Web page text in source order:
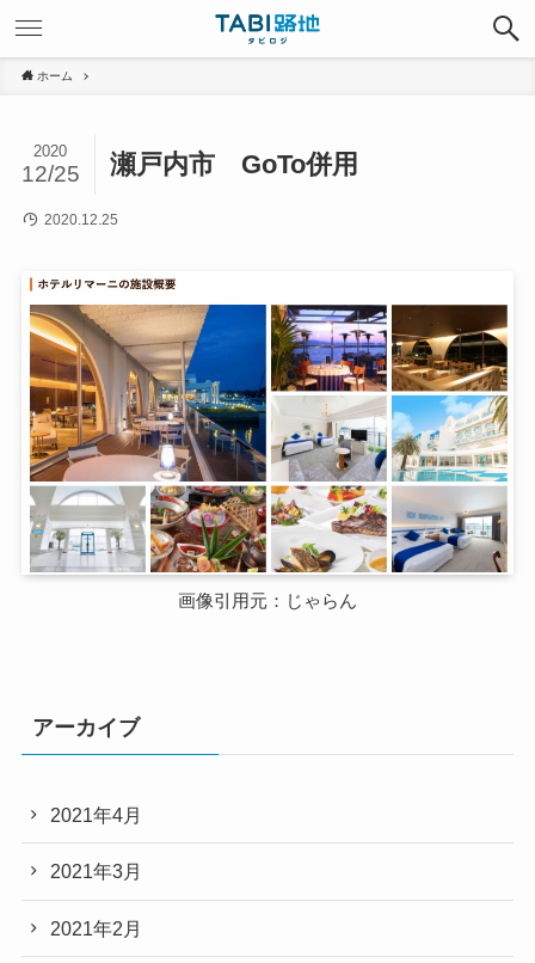
ホーム
瀬戸内市 GoTo併用
2020
12/25
2020.12.25
画像引用元：じゃらん
アーカイブ
2021年4月
2021年3月
2021年2月